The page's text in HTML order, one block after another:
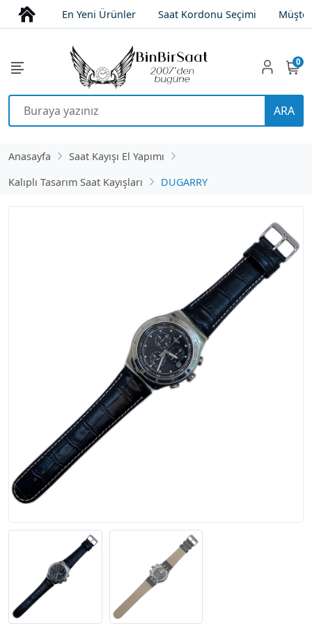
En Yeni Ürünler Saat Kordonu Seçimi
ARA
0
Anasayfa
Saat Kayışı El Yapımı
Kalıplı Tasarım Saat Kayışları
DUGARRY